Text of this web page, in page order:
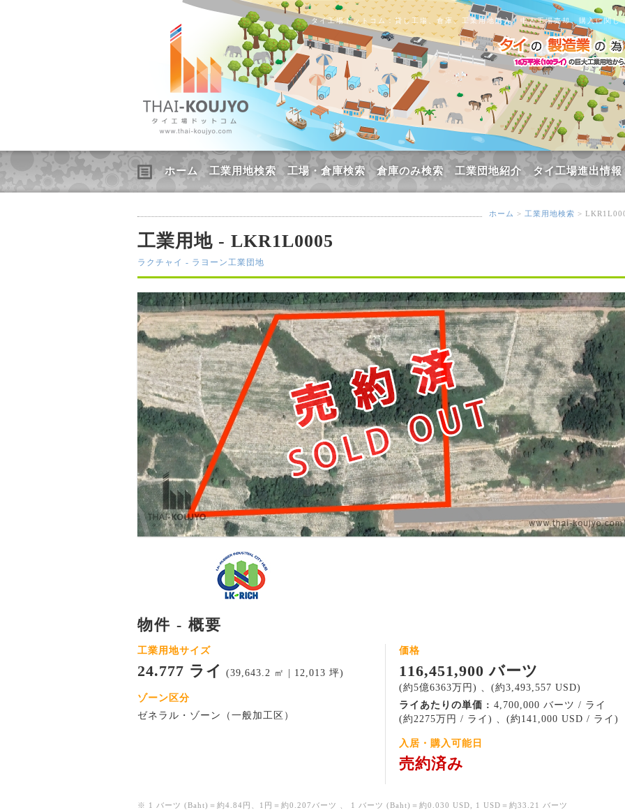
タイ工場ドットコム：貸し工場、倉庫、工業用地購入、中古工場売却、購入に関
ホーム 工業用地検索 工場・倉庫検索 倉庫のみ検索 工業団地紹介 タイ工場進出情報
ホーム > 工業用地検索 >
工業用地 - LKR1L0005
ラクチャイ - ラヨーン工業団地
物件 - 概要
工業用地サイズ
24.777 ライ (39,643.2 ㎡ | 12,013 坪)
ゾーン区分
ゼネラル・ゾーン（一般加工区）
価格
116,451,900 バーツ
(約5億6363万円) 、(約3,493,557 USD)
ライあたりの単価 : 4,700,000 バーツ / ライ
(約2275万円 / ライ) 、(約141,000 USD / ライ)
入居・購入可能日
売約済み
※ 1 バーツ (Baht)＝約4.84円、1円＝約0.207バーツ 、 1 バーツ (Baht)＝約0.030 USD, 1 USD＝約33.21 バーツ